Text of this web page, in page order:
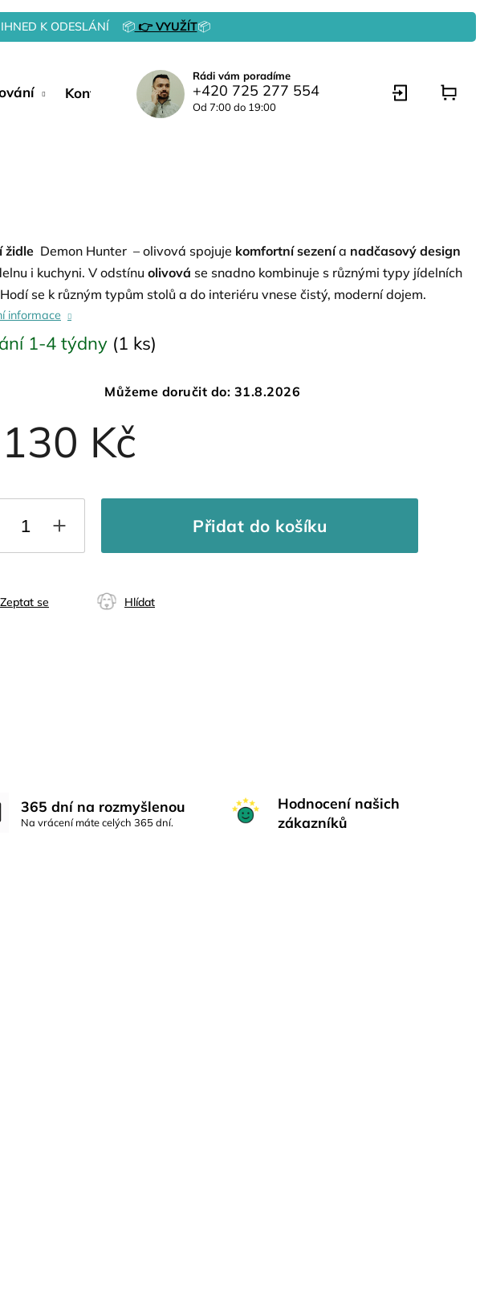
IHNED K ODESLÁNÍ 📦👉 VYUŽÍT📦
Kontakty
Rádi vám poradíme
+420 725 277 554
Od 7:00 do 19:00
Kč
1-4 týdny (1 ks)
Můžeme doručit do: 31.8.2026
Přidat do košíku
židle Demon Hunter – olivová spojuje komfortní sezenía nadčasový design
i kuchyni. V odstínu olivová se snadno kombinuje s různými typy jídelních
se k různým typům stolů a do interiéru vnese čistý, moderní dojem.
informace
Zeptat se Hlídat
365 dní na rozmyšlenou
Na vrácení máte celých 365 dní.
Hodnocení našich
zákazníků